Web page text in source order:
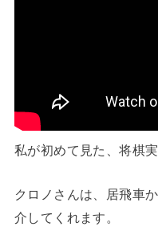
私が初めて見た、将棋
クロノさんは、居飛車
介してくれます。